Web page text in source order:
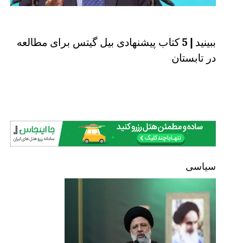
ببینید | 5 کتاب پیشنهادی بیل گیتس برای مطالعه
در تابستان
سیاسی